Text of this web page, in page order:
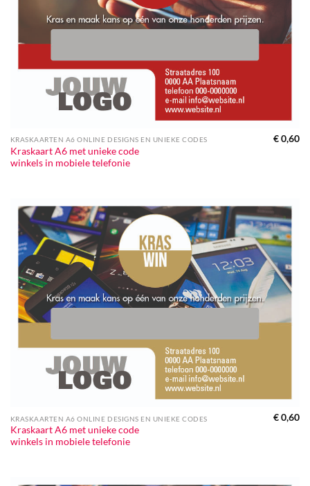
KRASKAARTEN A6 ONLINE DESIGNS EN UNIEKE CODES
Kraskaart A6 met unieke code
winkels in mobiele telefonie
€0,60
KRASKAARTEN A6 ONLINE DESIGNS EN UNIEKE CODES
Kraskaart A6 met unieke code
winkels in mobiele telefonie
€0,60